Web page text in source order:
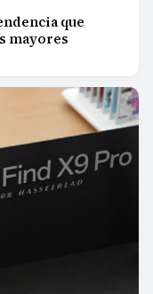
que
mayores